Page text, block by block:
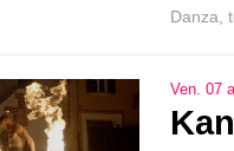
Danza,
Ven.07